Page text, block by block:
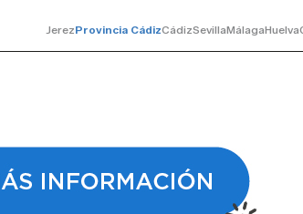
JerezProvincia CádizCádizSevillaMálagaHuelva